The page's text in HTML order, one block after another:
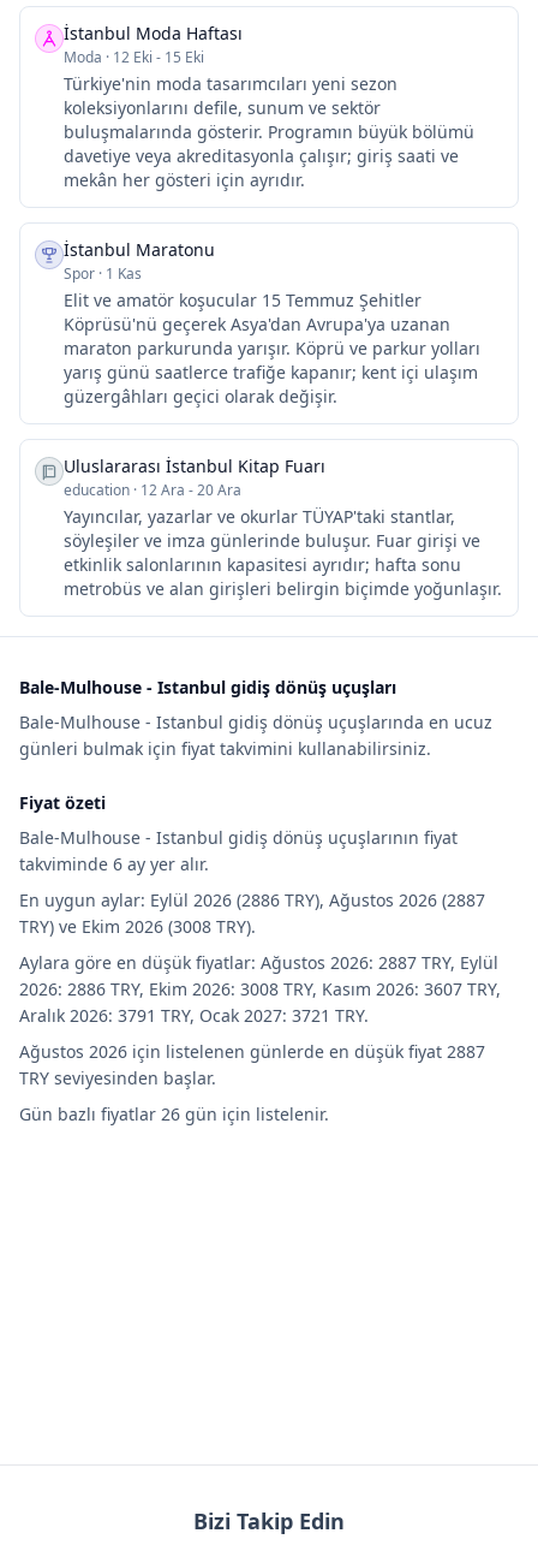
İstanbul Moda Haftası
Moda · 12 Eki - 15 Eki
Türkiye'nin moda tasarımcıları yeni sezon
koleksiyonlarını defile, sunum ve sektör
buluşmalarında gösterir. Programın büyük bölümü
davetiye veya akreditasyonla çalışır; giriş saati ve
mekân her gösteri için ayrıdır.
İstanbul Maratonu
Spor · 1 Kas
Elit ve amatör koşucular 15 Temmuz Şehitler
Köprüsü'nü geçerek Asya'dan Avrupa'ya uzanan
maraton parkurunda yarışır. Köprü ve parkur yolları
yarış günü saatlerce trafiğe kapanır; kent içi ulaşım
güzergâhları geçici olarak değişir.
Uluslararası İstanbul Kitap Fuarı
education · 12 Ara - 20 Ara
Yayıncılar, yazarlar ve okurlar TÜYAP'taki stantlar,
söyleşiler ve imza günlerinde buluşur. Fuar girişi ve
etkinlik salonlarının kapasitesi ayrıdır; hafta sonu
metrobüs ve alan girişleri belirgin biçimde yoğunlaşır.
Bale-Mulhouse - Istanbul gidiş dönüş uçuşları
Bale-Mulhouse - Istanbul gidiş dönüş uçuşlarında en ucuz
günleri bulmak için fiyat takvimini kullanabilirsiniz.
Fiyat özeti
Bale-Mulhouse - Istanbul gidiş dönüş uçuşlarının fiyat
takviminde 6 ay yer alır.
En uygun aylar: Eylül 2026 (2886 TRY), Ağustos 2026 (2887
TRY) ve Ekim 2026 (3008 TRY).
Aylara göre en düşük fiyatlar: Ağustos 2026: 2887 TRY, Eylül
2026: 2886 TRY, Ekim 2026: 3008 TRY, Kasım 2026: 3607 TRY,
Aralık 2026: 3791 TRY, Ocak 2027: 3721 TRY.
Ağustos 2026 için listelenen günlerde en düşük fiyat 2887
TRY seviyesinden başlar.
Gün bazlı fiyatlar 26 gün için listelenir.
Bizi Takip Edin